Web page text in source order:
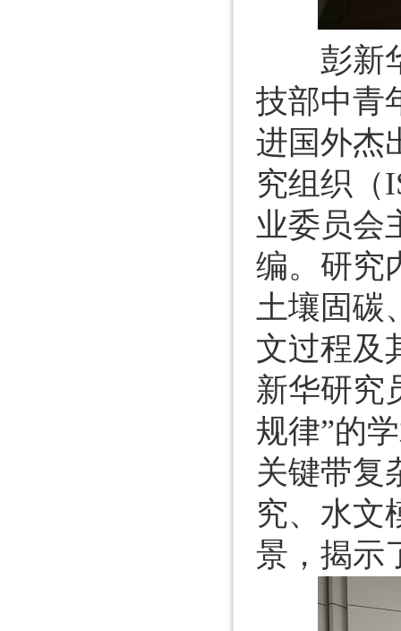
彭新华
技部中青
进国外杰
究组织（
业委员会
编。研究
土壤固碳
文过程及
新华研究
规律”的
关键带复
究、水文
景，揭示